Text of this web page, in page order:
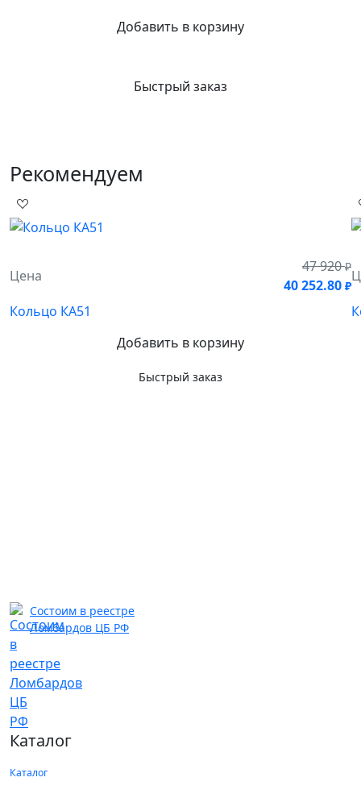
Добавить в корзину
Быстрый заказ
Рекомендуем
Цена
47 920₽
40 252.80 ₽
Кольцо КА51
Добавить в корзину
Быстрый заказ
Состоим в реестре
Ломбардов ЦБ РФ
Каталог
Каталог